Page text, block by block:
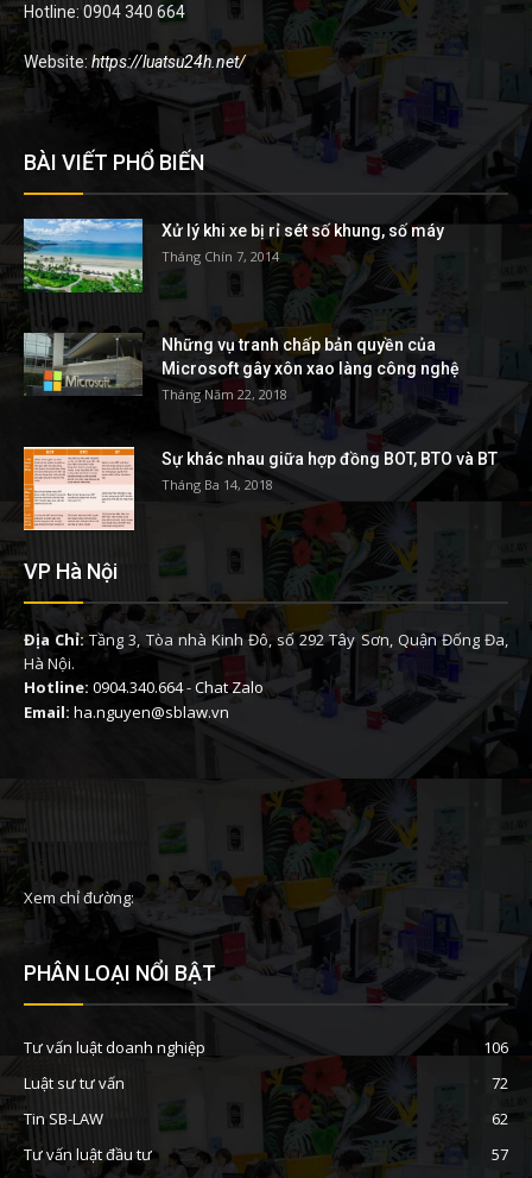
Hotline: 0904 340 664
Website: https://luatsu24h.net/
BÀI VIẾT PHỔ BIẾN
Xử lý khi xe bị rỉ sét số khung, số máy
Tháng Chín 7, 2014
Những vụ tranh chấp bản quyền của
Microsoft gây xôn xao làng công nghệ
Tháng Năm 22, 2018
Sự khác nhau giữa hợp đồng BOT, BTO và BT
Tháng Ba 14, 2018
VP Hà Nội
Địa Chỉ: Tầng 3, Tòa nhà Kinh Đô, số 292 Tây Sơn, Quận Đống Đa,
Hà Nội.
Hotline: 0904.340.664-Chat Zalo
Email: ha.nguyen@sblaw.vn
Xem chỉ đường:
PHÂN LOẠI NỔI BẬT
Tư vấn luật doanh nghiệp
106
Luật sư tư vấn
72
Tin SB-LAW
62
Tư vấn luật đầu tư
57